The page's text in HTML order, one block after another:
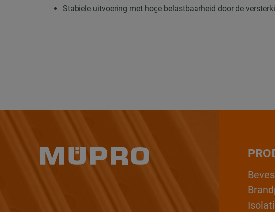
Stabiele uitvoering met hoge belastbaarheid door de